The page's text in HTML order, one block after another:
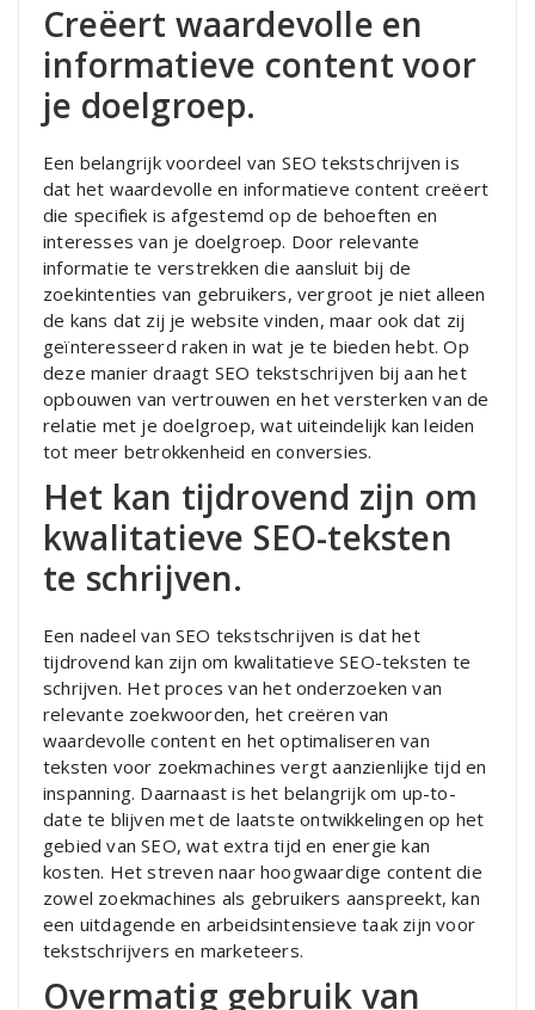
Creëert waardevolle en
informatieve content voor
je doelgroep.
Een belangrijk voordeel van SEO tekstschrijven is
dat het waardevolle en informatieve content creëert
die specifiek is afgestemd op de behoeften en
interesses van je doelgroep. Door relevante
informatie te verstrekken die aansluit bij de
zoekintenties van gebruikers, vergroot je niet alleen
de kans dat zij je website vinden, maar ook dat zij
geïnteresseerd raken in wat je te bieden hebt. Op
deze manier draagt SEO tekstschrijven bij aan het
opbouwen van vertrouwen en het versterken van de
relatie met je doelgroep, wat uiteindelijk kan leiden
tot meer betrokkenheid en conversies.
Het kan tijdrovend zijn om
kwalitatieve SEO-teksten
te schrijven.
Een nadeel van SEO tekstschrijven is dat het
tijdrovend kan zijn om kwalitatieve SEO-teksten te
schrijven. Het proces van het onderzoeken van
relevante zoekwoorden, het creëren van
waardevolle content en het optimaliseren van
teksten voor zoekmachines vergt aanzienlijke tijd en
inspanning. Daarnaast is het belangrijk om up-to-
date te blijven met de laatste ontwikkelingen op het
gebied van SEO, wat extra tijd en energie kan
kosten. Het streven naar hoogwaardige content die
zowel zoekmachines als gebruikers aanspreekt, kan
een uitdagende en arbeidsintensieve taak zijn voor
tekstschrijvers en marketeers.
Overmatig gebruik van